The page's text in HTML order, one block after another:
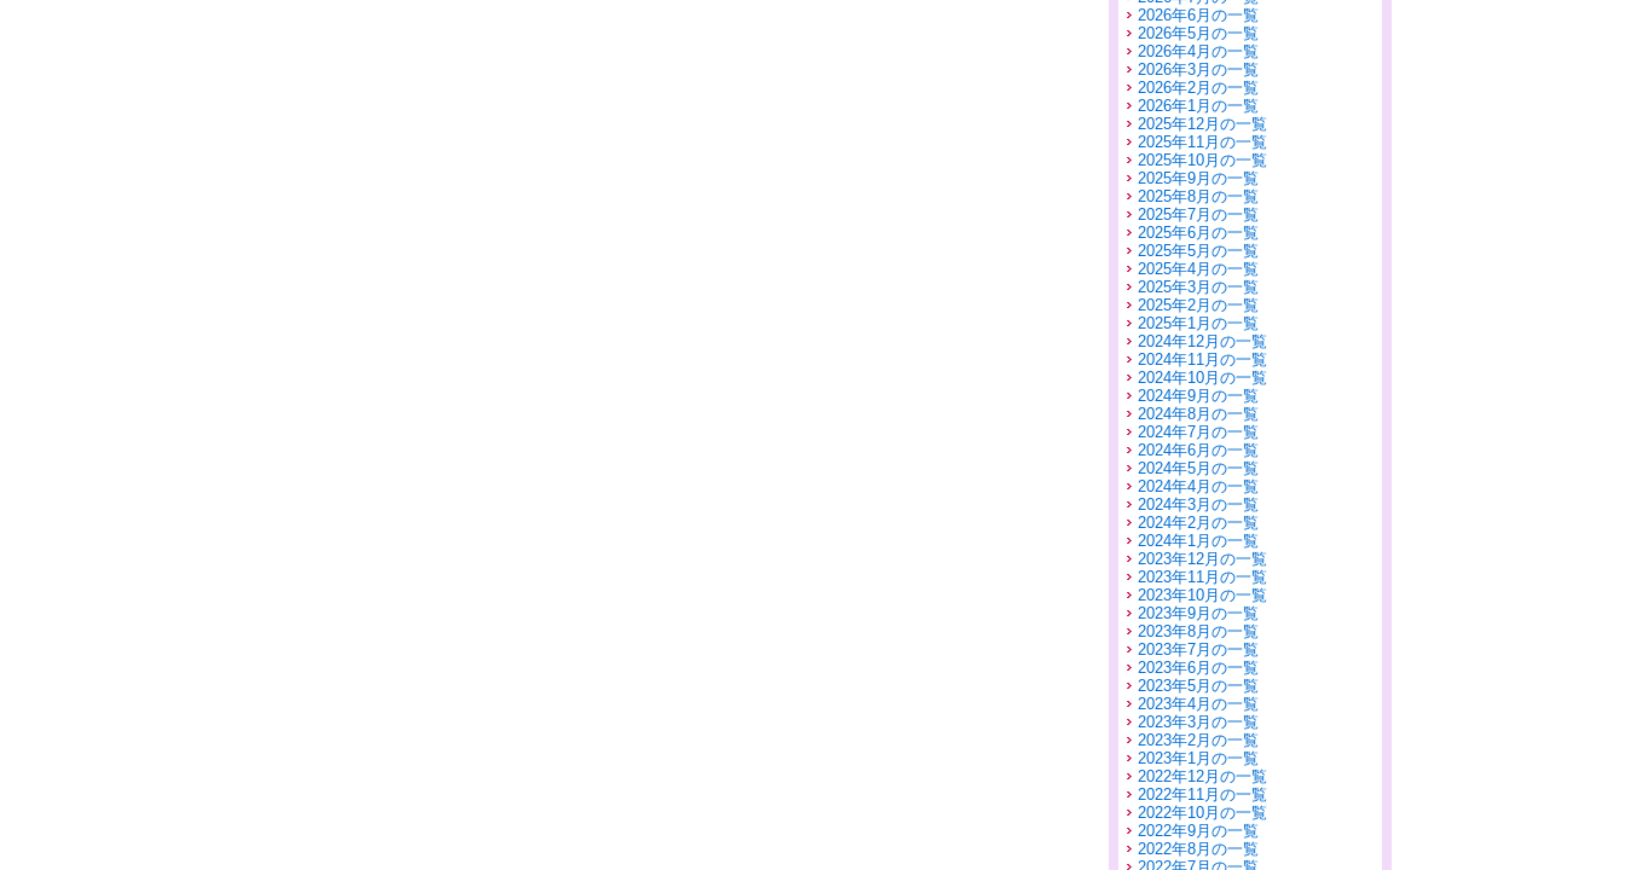
2026年6月の一覧
2026年5月の一覧
2026年4月の一覧
2026年3月の一覧
2026年2月の一覧
2026年1月の一覧
2025年12月の一覧
2025年11月の一覧
2025年10月の一覧
2025年9月の一覧
2025年8月の一覧
2025年7月の一覧
2025年6月の一覧
2025年5月の一覧
2025年4月の一覧
2025年3月の一覧
2025年2月の一覧
2025年1月の一覧
2024年12月の一覧
2024年11月の一覧
2024年10月の一覧
2024年9月の一覧
2024年8月の一覧
2024年7月の一覧
2024年6月の一覧
2024年5月の一覧
2024年4月の一覧
2024年3月の一覧
2024年2月の一覧
2024年1月の一覧
2023年12月の一覧
2023年11月の一覧
2023年10月の一覧
2023年9月の一覧
2023年8月の一覧
2023年7月の一覧
2023年6月の一覧
2023年5月の一覧
2023年4月の一覧
2023年3月の一覧
2023年2月の一覧
2023年1月の一覧
2022年12月の一覧
2022年11月の一覧
2022年10月の一覧
2022年9月の一覧
2022年8月の一覧